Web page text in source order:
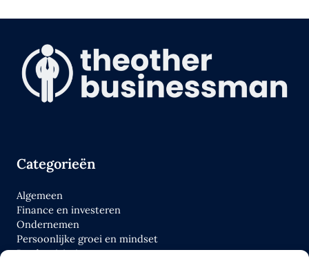
Categorieën
Algemeen
Finance en investeren
Ondernemen
Persoonlijke groei en mindset
Productiviteit